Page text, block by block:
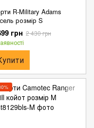
R-Military Adams
розмір S
грн 2 430 грн